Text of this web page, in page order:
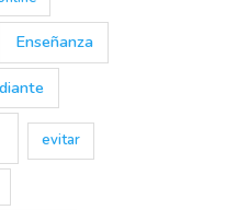
Enseñanza
evitar